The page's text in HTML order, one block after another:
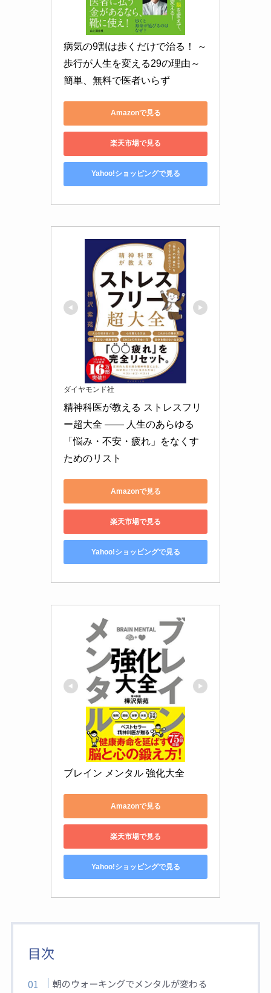
病気の9割は歩くだけで治る！ ～
歩行が人生を変える29の理由～
簡単、無料で医者いらず
Amazonで見る
楽天市場で見る
Yahoo!ショッピングで見る
ダイヤモンド社
精神科医が教える ストレスフリ
ー超大全 ―― 人生のあらゆる
「悩み・不安・疲れ」をなくす
ためのリスト
Amazonで見る
楽天市場で見る
Yahoo!ショッピングで見る
ブレイン メンタル 強化大全
Amazonで見る
楽天市場で見る
Yahoo!ショッピングで見る
目次
朝のウォーキングでメンタルが変わる